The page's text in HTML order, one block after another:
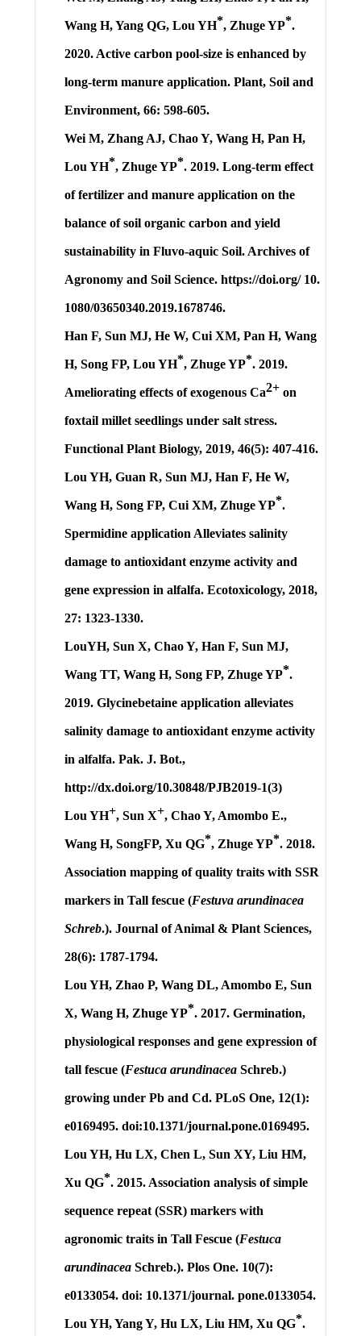
Wang H, Yang QG, Lou YH*, Zhuge YP*.
2020. Active carbon pool-size is enhanced by
long-term manure application. Plant, Soil and
Environment, 66: 598-605.
Wei M, Zhang AJ, Chao Y, Wang H, Pan H,
Lou YH*, Zhuge YP*. 2019. Long-term effect
of fertilizer and manure application on the
balance of soil organic carbon and yield
sustainability in Fluvo-aquic Soil. Archives of
Agronomy and Soil Science. https://doi.org/ 10.
1080/03650340.2019.1678746.
Han F, Sun MJ, He W, Cui XM, Pan H, Wang
H, Song FP, Lou YH*, Zhuge YP*. 2019.
Ameliorating effects of exogenous Ca2+on
foxtail millet seedlings under salt stress.
Functional Plant Biology, 2019, 46(5): 407-416.
Lou YH, Guan R, Sun MJ, Han F, He W,
Wang H, Song FP, Cui XM, Zhuge YP*.
Spermidine application Alleviates salinity
damage to antioxidant enzyme activity and
gene expression in alfalfa. Ecotoxicology, 2018,
27: 1323-1330.
LouYH, Sun X, Chao Y, Han F, Sun MJ,
Wang TT, Wang H, Song FP, Zhuge YP*.
2019. Glycinebetaine application alleviates
salinity damage to antioxidant enzyme activity
in alfalfa. Pak. J. Bot.,
http://dx.doi.org/10.30848/PJB2019-1(3)
Lou YH+, Sun X+, Chao Y, Amombo E.,
Wang H, SongFP, Xu QG*, Zhuge YP*. 2018.
Association mapping of quality traits with SSR
markers in Tall fescue (Festuva arundinacea
Schreb.). Journal of Animal & Plant Sciences,
28(6): 1787-1794.
Lou YH, Zhao P, Wang DL, Amombo E, Sun
X, Wang H, Zhuge YP*. 2017. Germination,
physiological responses and gene expression of
tall fescue (Festuca arundinaceaSchreb.)
growing under Pb and Cd. PLoS One, 12(1):
e0169495. doi:10.1371/journal.pone.0169495.
Lou YH, Hu LX, Chen L, Sun XY, Liu HM,
Xu QG*. 2015. Association analysis of simple
sequence repeat (SSR) markers with
agronomic traits in Tall Fescue (Festuca
arundinaceaSchreb.). Plos One. 10(7):
e0133054. doi: 10.1371/journal. pone.0133054.
Lou YH, Yang Y, Hu LX, Liu HM, Xu QG*.